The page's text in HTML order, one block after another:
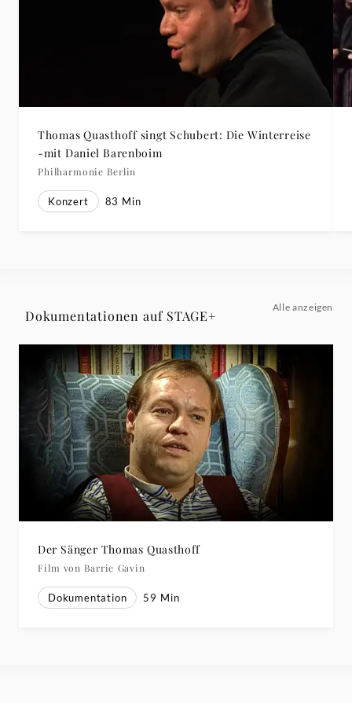
Thomas Quasthoff singt Schubert: Die Winterreise
-mit Daniel Barenboim
Philharmonie Berlin
Konzert 83 Min
Dokumentationen auf STAGE+
Alle anzeigen
Der Sänger Thomas Quasthoff
Film von Barrie Gavin
Dokumentation 59 Min